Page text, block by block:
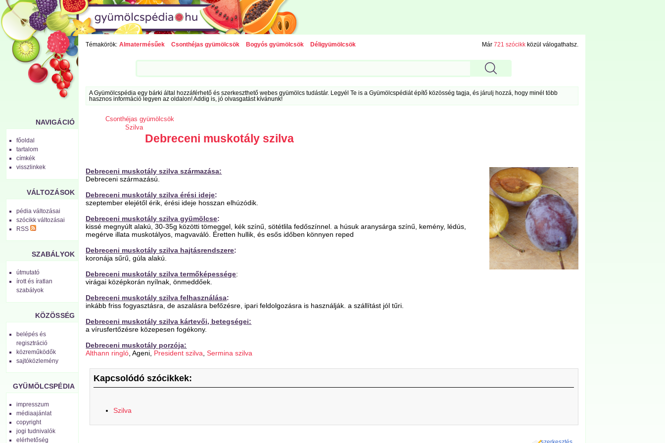
NAVIGÁCIÓ
főoldal
tartalom
címkék
visszlinkek
VÁLTOZÁSOK
pédia változásai
szócikk változásai
RSS
SZABÁLYOK
útmutató
írott és íratlan
szabályok
KÖZÖSSÉG
belépés és
regisztráció
közreműködők
sajtóközlemény
GYÜMÖLCSPÉDIA
impresszum
médiaajánlat
copyright
jogi tudnivalók
elérhetőség
Témakörök: Almatermésűek Csonthéjas gyümölcsök Bogyós gyümölcsök Déligyümölcsök Már 721 szócikkközül válogathatsz.
A Gyümölcspédia egy bárki által hozzáférhető és szerkeszthető webes gyümölcs tudástár. Legyél Te is a Gyümölcspédiát építő közösség tagja, és járulj hozzá, hogy minél több
hasznos információ legyen az oldalon! Addig is, jó olvasgatást kívánunk!
Csonthéjas gyümölcsök
Szilva
Debreceni muskotály szilva
Debreceni muskotály szilva származása:
Debreceni származású.
Debreceni muskotály szilva érési ideje:
szeptember elejétől érik, érési ideje hosszan elhúzódik.
Debreceni muskotály szilva gyümölcse:
kissé megnyúlt alakú, 30-35g közötti tömeggel, kék színű, sötétlila fedőszínnel. a húsuk aranysárga színű, kemény, lédús,
megérve illata muskotályos, magvaváló. Éretten hullik, és esős időben könnyen reped
Debreceni muskotály szilva hajtásrendszere:
koronája sűrű, gúla alakú.
Debreceni muskotály szilva termőképessége:
virágai középkorán nyílnak, önmeddőek.
Debreceni muskotály szilva felhasználása:
inkább friss fogyasztásra, de aszalásra befőzésre, ipari feldolgozásra is használják. a szállítást jól tűri.
Debreceni muskotály szilva kártevői, betegségei:
a vírusfertőzésre közepesen fogékony.
Debreceni muskotály porzója:
Althann ringló , Ageni, President szilva ,Sermina szilva
Kapcsolódó szócikkek:
Szilva